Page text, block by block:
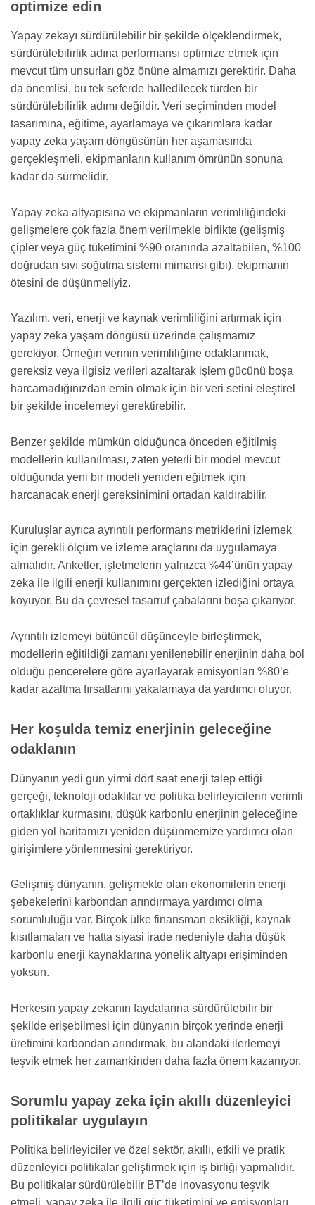
optimize edin
Yapay zekayı sürdürülebilir bir şekilde ölçeklendirmek,
sürdürülebilirlik adına performansı optimize etmek için
mevcut tüm unsurları göz önüne almamızı gerektirir. Daha
da önemlisi, bu tek seferde halledilecek türden bir
sürdürülebilirlik adımı değildir. Veri seçiminden model
tasarımına, eğitime, ayarlamaya ve çıkarımlara kadar
yapay zeka yaşam döngüsünün her aşamasında
gerçekleşmeli, ekipmanların kullanım ömrünün sonuna
kadar da sürmelidir.
Yapay zeka altyapısına ve ekipmanların verimliliğindeki
gelişmelere çok fazla önem verilmekle birlikte (gelişmiş
çipler veya güç tüketimini %90 oranında azaltabilen, %100
doğrudan sıvı soğutma sistemi mimarisi gibi), ekipmanın
ötesini de düşünmeliyiz.
Yazılım, veri, enerji ve kaynak verimliliğini artırmak için
yapay zeka yaşam döngüsü üzerinde çalışmamız
gerekiyor. Örneğin verinin verimliliğine odaklanmak,
gereksiz veya ilgisiz verileri azaltarak işlem gücünü boşa
harcamadığınızdan emin olmak için bir veri setini eleştirel
bir şekilde incelemeyi gerektirebilir.
Benzer şekilde mümkün olduğunca önceden eğitilmiş
modellerin kullanılması, zaten yeterli bir model mevcut
olduğunda yeni bir modeli yeniden eğitmek için
harcanacak enerji gereksinimini ortadan kaldırabilir.
Kuruluşlar ayrıca ayrıntılı performans metriklerini izlemek
için gerekli ölçüm ve izleme araçlarını da uygulamaya
almalıdır. Anketler, işletmelerin yalnızca %44’ünün yapay
zeka ile ilgili enerji kullanımını gerçekten izlediğini ortaya
koyuyor. Bu da çevresel tasarruf çabalarını boşa çıkarıyor.
Ayrıntılı izlemeyi bütüncül düşünceyle birleştirmek,
modellerin eğitildiği zamanı yenilenebilir enerjinin daha bol
olduğu pencerelere göre ayarlayarak emisyonları %80’e
kadar azaltma fırsatlarını yakalamaya da yardımcı oluyor.
Her koşulda temiz enerjinin geleceğine
odaklanın
Dünyanın yedi gün yirmi dört saat enerji talep ettiği
gerçeği, teknoloji odaklılar ve politika belirleyicilerin verimli
ortaklıklar kurmasını, düşük karbonlu enerjinin geleceğine
giden yol haritamızı yeniden düşünmemize yardımcı olan
girişimlere yönlenmesini gerektiriyor.
Gelişmiş dünyanın, gelişmekte olan ekonomilerin enerji
şebekelerini karbondan arındırmaya yardımcı olma
sorumluluğu var. Birçok ülke finansman eksikliği, kaynak
kısıtlamaları ve hatta siyasi irade nedeniyle daha düşük
karbonlu enerji kaynaklarına yönelik altyapı erişiminden
yoksun.
Herkesin yapay zekanın faydalarına sürdürülebilir bir
şekilde erişebilmesi için dünyanın birçok yerinde enerji
üretimini karbondan arındırmak, bu alandaki ilerlemeyi
teşvik etmek her zamankinden daha fazla önem kazanıyor.
Sorumlu yapay zeka için akıllı düzenleyici
politikalar uygulayın
Politika belirleyiciler ve özel sektör, akıllı, etkili ve pratik
düzenleyici politikalar geliştirmek için iş birliği yapmalıdır.
Bu politikalar sürdürülebilir BT’de inovasyonu teşvik